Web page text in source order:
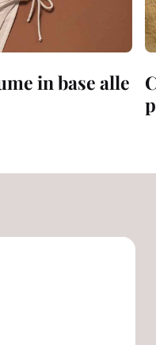
in base alle